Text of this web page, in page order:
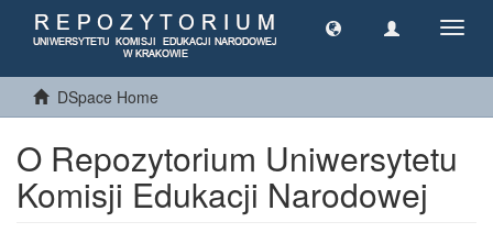
DSpace Home
O Repozytorium Uniwersytetu
Komisji Edukacji Narodowej